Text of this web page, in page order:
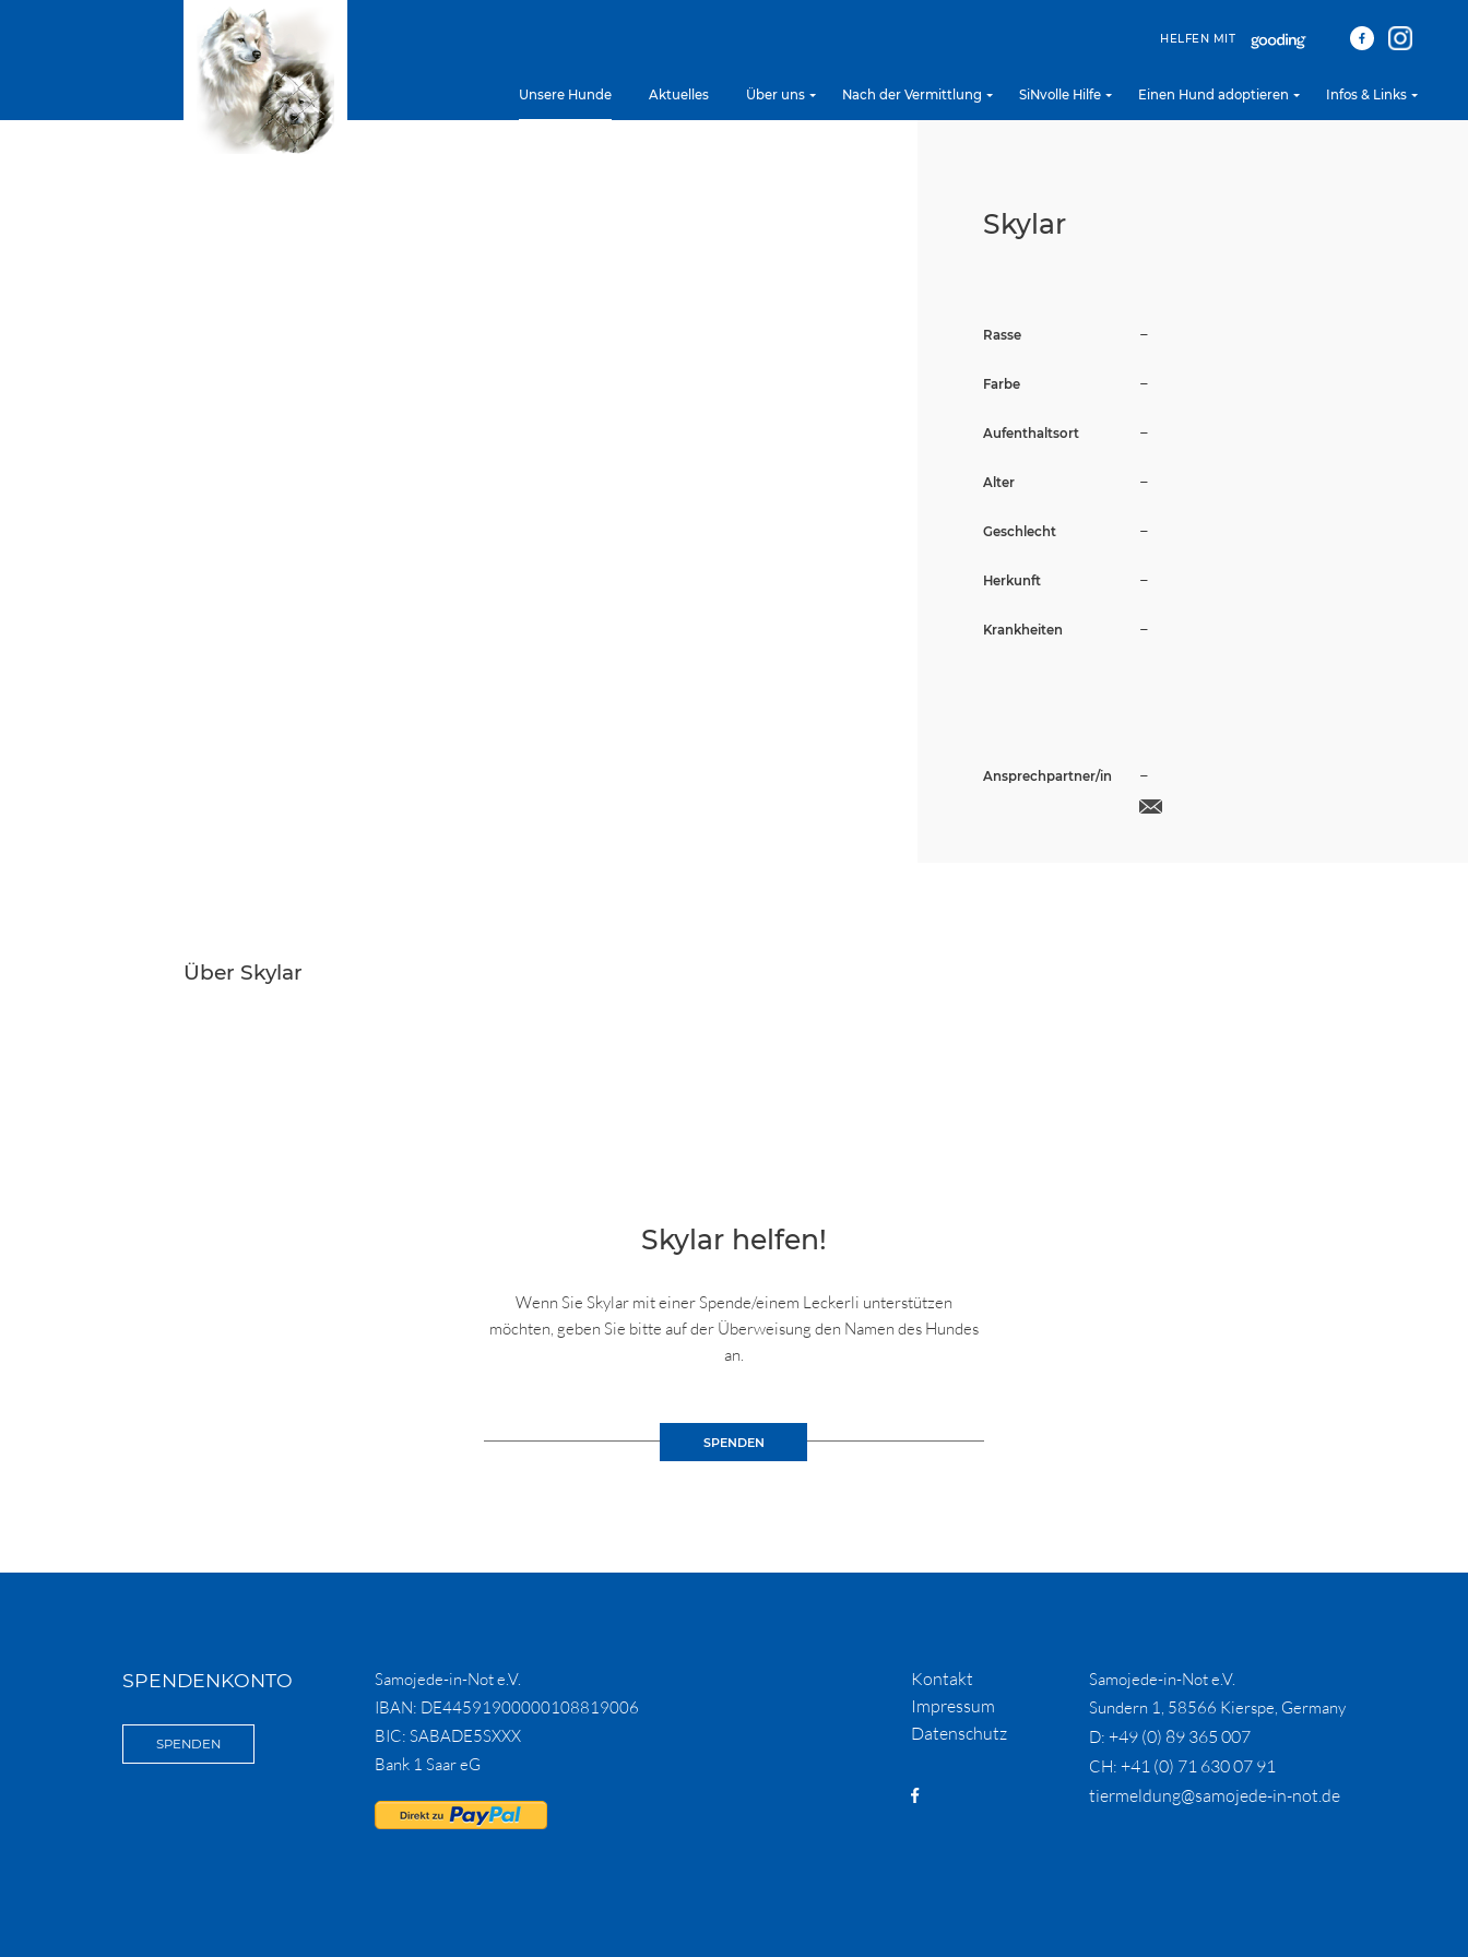
HELFEN MIT
Unsere Hunde Aktuelles Über uns Nach der Vermittlung SiNvolle Hilfe Einen Hund adoptieren Infos & Links
Skylar
Rasse –
Farbe –
Aufenthaltsort –
Alter –
Geschlecht –
Herkunft –
Krankheiten –
Ansprechpartner/in –
Über Skylar
Skylar helfen!
Wenn Sie Skylar mit einer Spende/einem Leckerli unterstützen
möchten, geben Sie bitte auf der Überweisung den Namen des Hundes
an.
SPENDEN
SPENDENKONTO
SPENDEN
Samojede-in-Not e.V.
IBAN: DE44591900000108819006
BIC: SABADE5SXXX
Bank 1 Saar eG
Kontakt
Impressum
Datenschutz
Samojede-in-Not e.V.
Sundern 1, 58566 Kierspe, Germany
D: +49 (0) 89 365 007
CH: +41 (0) 71 630 07 91
tiermeldung@samojede-in-not.de